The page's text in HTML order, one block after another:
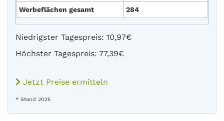
Werbeflächen gesamt
284
Niedrigster Tagespreis: 10,97€
Höchster Tagespreis: 77,39€
Jetzt Preise ermitteln
* Stand 2025